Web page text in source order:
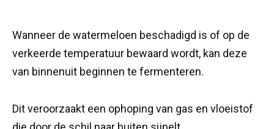
Wanneer de watermeloen beschadigd is of op de
verkeerde temperatuur bewaard wordt, kan deze
van binnenuit beginnen te fermenteren.
Dit veroorzaakt een ophoping van gas en vloeistof